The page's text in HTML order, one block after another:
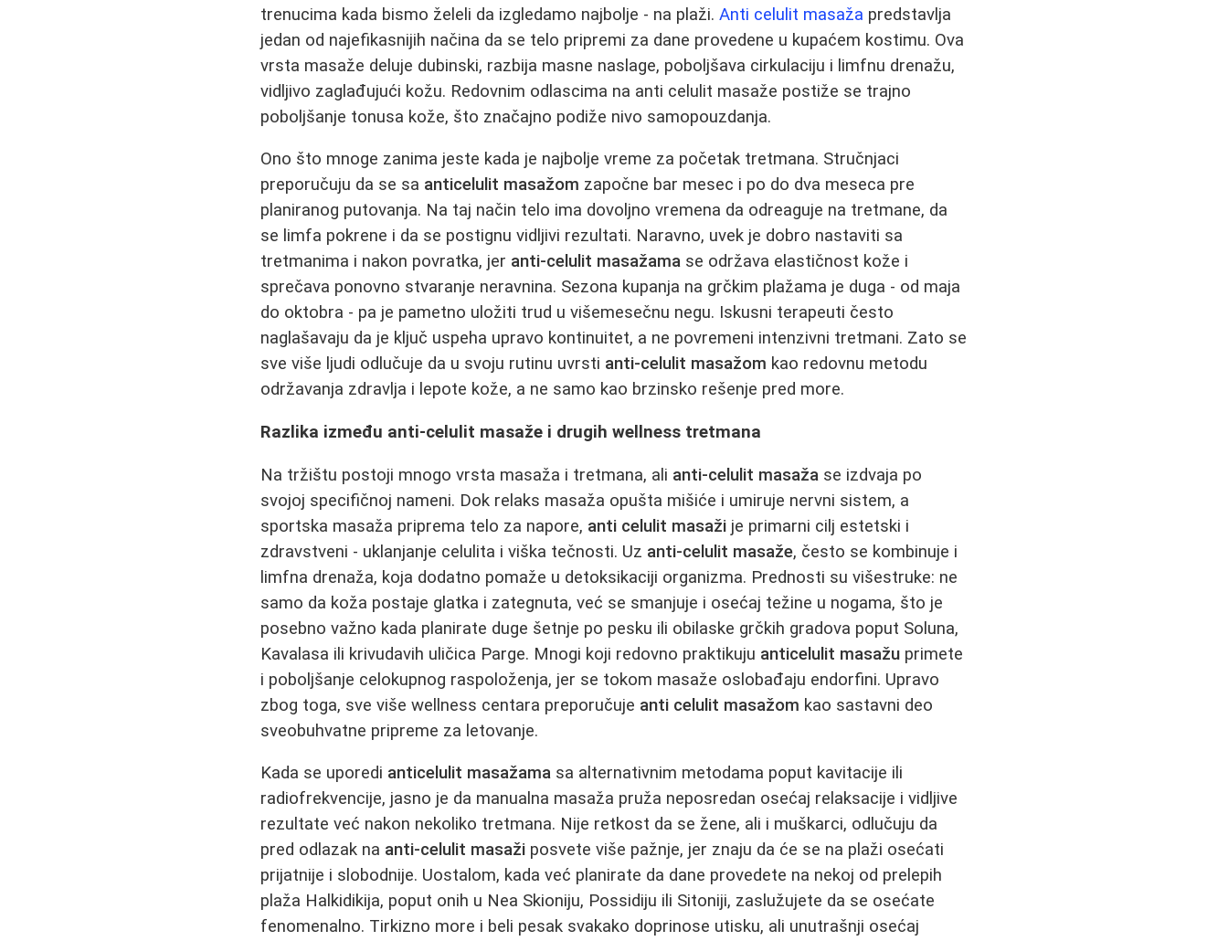
trenucima kada bismo želeli da izgledamo najbolje - na plaži.Anti celulit masaža predstavlja
jedan od najefikasnijih načina da se telo pripremi za dane provedene u kupaćem kostimu. Ova
vrsta masaže deluje dubinski, razbija masne naslage, poboljšava cirkulaciju i limfnu drenažu,
vidljivo zaglađujući kožu. Redovnim odlascima na anti celulit masaže postiže se trajno
poboljšanje tonusa kože, što značajno podiže nivo samopouzdanja.
Ono što mnoge zanima jeste kada je najbolje vreme za početak tretmana. Stručnjaci
preporučuju da se sa anticelulit masažom započne bar mesec i po do dva meseca pre
planiranog putovanja. Na taj način telo ima dovoljno vremena da odreaguje na tretmane, da
se limfa pokrene i da se postignu vidljivi rezultati. Naravno, uvek je dobro nastaviti sa
tretmanima i nakon povratka, jer anti-celulit masažama se održava elastičnost kože i
sprečava ponovno stvaranje neravnina. Sezona kupanja na grčkim plažama je duga - od maja
do oktobra - pa je pametno uložiti trud u višemesečnu negu. Iskusni terapeuti često
naglašavaju da je ključ uspeha upravo kontinuitet, a ne povremeni intenzivni tretmani. Zato se
sve više ljudi odlučuje da u svoju rutinu uvrsti anti-celulit masažom kao redovnu metodu
održavanja zdravlja i lepote kože, a ne samo kao brzinsko rešenje pred more.
Razlika između anti-celulit masaže i drugih wellness tretmana
Na tržištu postoji mnogo vrsta masaža i tretmana, ali anti-celulit masaža se izdvaja po
svojoj specifičnoj nameni. Dok relaks masaža opušta mišiće i umiruje nervni sistem, a
sportska masaža priprema telo za napore, anti celulit masaži je primarni cilj estetski i
zdravstveni - uklanjanje celulita i viška tečnosti. Uz anti-celulit masaže, često se kombinuje i
limfna drenaža, koja dodatno pomaže u detoksikaciji organizma. Prednosti su višestruke: ne
samo da koža postaje glatka i zategnuta, već se smanjuje i osećaj težine u nogama, što je
posebno važno kada planirate duge šetnje po pesku ili obilaske grčkih gradova poput Soluna,
Kavalasa ili krivudavih uličica Parge. Mnogi koji redovno praktikuju anticelulit masažu primete
i poboljšanje celokupnog raspoloženja, jer se tokom masaže oslobađaju endorfini. Upravo
zbog toga, sve više wellness centara preporučuje anti celulit masažom kao sastavni deo
sveobuhvatne pripreme za letovanje.
Kada se uporedi anticelulit masažama sa alternativnim metodama poput kavitacije ili
radiofrekvencije, jasno je da manualna masaža pruža neposredan osećaj relaksacije i vidljive
rezultate već nakon nekoliko tretmana. Nije retkost da se žene, ali i muškarci, odlučuju da
pred odlazak na anti-celulit masaži posvete više pažnje, jer znaju da će se na plaži osećati
prijatnije i slobodnije. Uostalom, kada već planirate da dane provedete na nekoj od prelepih
plaža Halkidikija, poput onih u Nea Skioniju, Possidiju ili Sitoniji, zaslužujete da se osećate
fenomenalno. Tirkizno more i beli pesak svakako doprinose utisku, ali unutrašnji osećaj